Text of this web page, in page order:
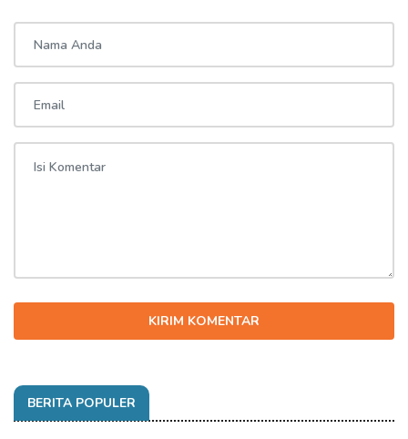
KIRIM KOMENTAR
BERITA POPULER